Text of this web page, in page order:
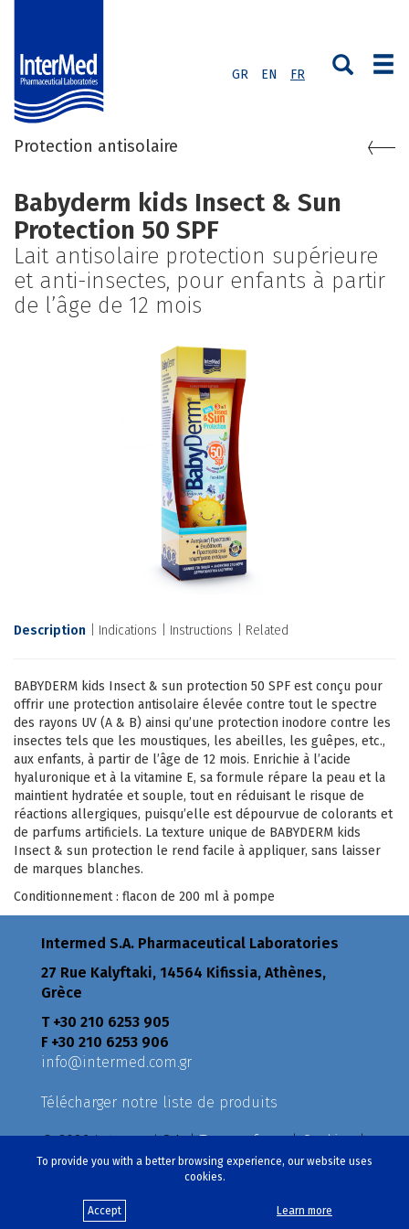
GR EN FR
To provide you with a better browsing experience, our website uses
cookies.
Accept Learn more
Protection antisolaire
Babyderm kids Insect & Sun
Protection 50 SPF
Lait antisolaire protection supérieure
et anti-insectes, pour enfants à partir
de l’âge de 12 mois
Description Indications Instructions Related
BABYDERM kids Insect & sun protection 50 SPF est conçu pour
offrir une protection antisolaire élevée contre tout le spectre
des rayons UV (A & B) ainsi qu’une protection inodore contre les
insectes tels que les moustiques, les abeilles, les guêpes, etc.,
aux enfants, à partir de l’âge de 12 mois. Enrichie à l’acide
hyaluronique et à la vitamine E, sa formule répare la peau et la
maintient hydratée et souple, tout en réduisant le risque de
réactions allergiques, puisqu’elle est dépourvue de colorants et
de parfums artificiels. La texture unique de BABYDERM kids
Insect & sun protection le rend facile à appliquer, sans laisser
de marques blanches.
Conditionnement : flacon de 200 ml à pompe
Intermed S.A. Pharmaceutical Laboratories
27 Rue Kalyftaki, 14564 Kifissia, Athènes,
Grèce
Τ +30 210 6253 905
F +30 210 6253 906
info@intermed.com.gr
Télécharger notre liste de produits
© 2026 Intermed S.A. |Terms of use|Cookies|
Privacy Policy|Policies
Créé pareproductions